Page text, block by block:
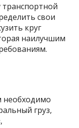
свои
круг
наилучшим
необходимо
груз,